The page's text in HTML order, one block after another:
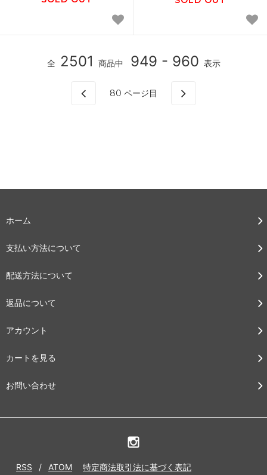
全 2501 商品中 949 - 960 表示
80 ページ目
ホーム
支払い方法について
配送方法について
返品について
アカウント
カートを見る
お問い合わせ
RSS / ATOM 特定商法取引法に基づく表記